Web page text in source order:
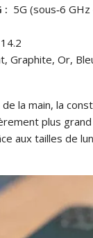
: 5G (sous‑6
Graphite, Or,
la main, la
plus
aux tailles de